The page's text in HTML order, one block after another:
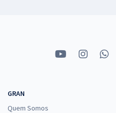
GRAN
Quem Somos